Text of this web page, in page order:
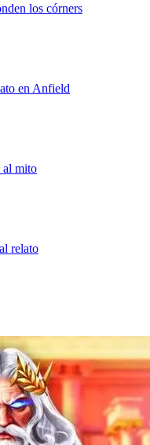
los córners
en Anfield
al mito
relato